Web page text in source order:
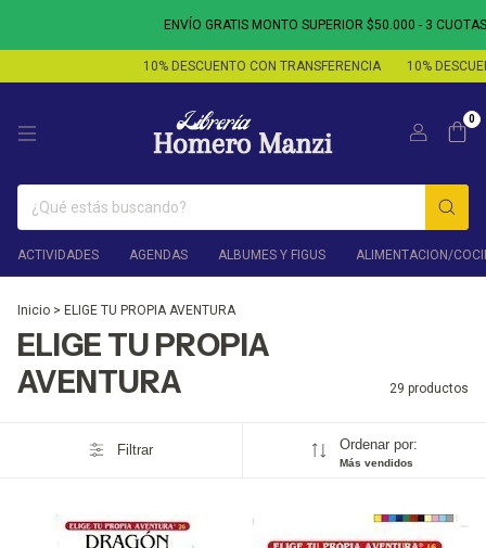
ENVÍO GRATIS MONTO SUPERIOR $50.000 - 3 CUOTAS SIN
10% DESCUENTO CON TRANSFERENCIA 10% DESCUENTO CON
0
ACTIVIDADES AGENDAS ALBUMES Y FIGUS ALIMENTACION/
Inicio > ELIGE TU PROPIA AVENTURA
ELIGE TU PROPIA
AVENTURA
29 productos
Filtrar Ordenar por:
Más vendidos